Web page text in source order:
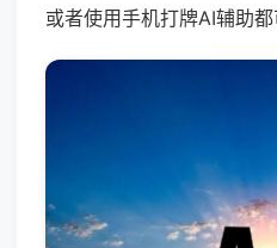
或者使用手机打牌AI辅助都